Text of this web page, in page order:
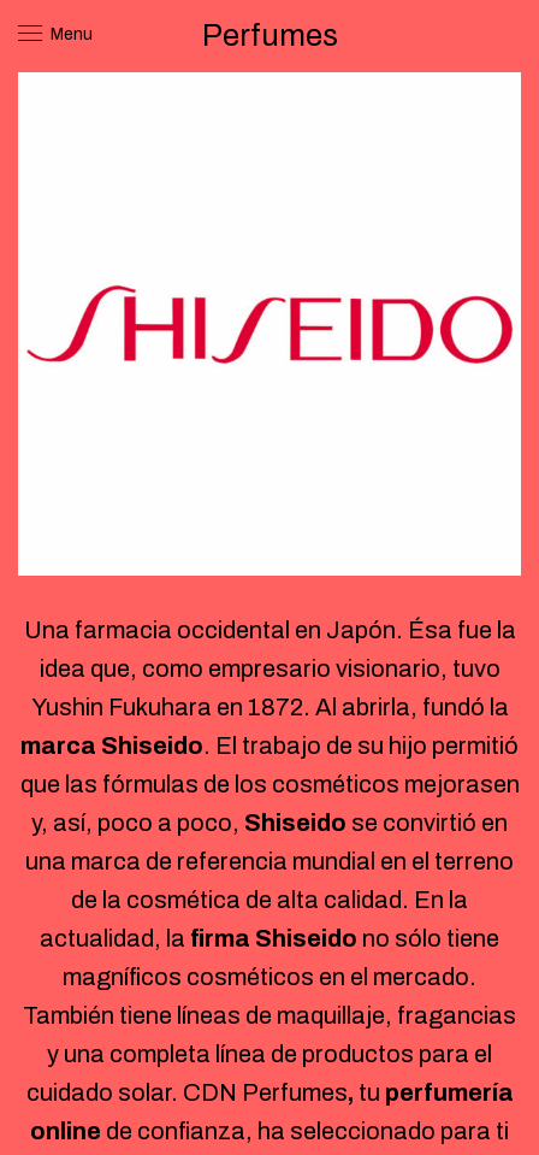
Menu Perfumes
Una farmacia occidental en Japón. Ésa fue la
idea que, como empresario visionario, tuvo
Yushin Fukuhara en 1872. Al abrirla, fundó la
marca Shiseido. El trabajo de su hijo permitió
que las fórmulas de los cosméticos mejorasen
y, así, poco a poco, Shiseido se convirtió en
una marca de referencia mundial en el terreno
de la cosmética de alta calidad. En la
actualidad, la firma Shiseido no sólo tiene
magníficos cosméticos en el mercado.
También tiene líneas de maquillaje, fragancias
y una completa línea de productos para el
cuidado solar. CDN Perfumes, tu perfumería
online de confianza, ha seleccionado para ti